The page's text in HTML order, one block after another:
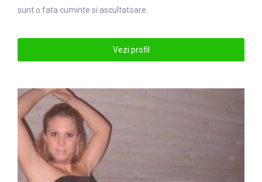
sunt o fata cuminte si ascultatoare.
Vezi profil